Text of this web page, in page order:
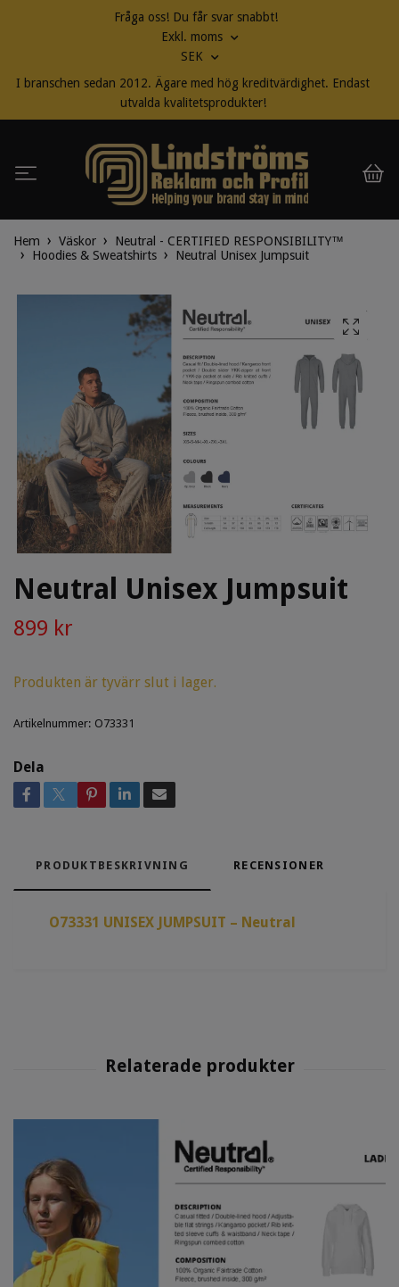
Fråga oss! Du får svar snabbt!
Exkl. moms
SEK
I branschen sedan 2012. Ägare med hög kreditvärdighet. Endast
utvalda kvalitetsprodukter!
Hem Väskor
Neutral - CERTIFIED RESPONSIBILITY™
Hoodies & Sweatshirts
Neutral Unisex Jumpsuit
Neutral Unisex Jumpsuit
899 kr
Produkten är tyvärr slut i lager.
Artikelnummer: O73331
Dela
PRODUKTBESKRIVNING RECENSIONER
O73331 UNISEX JUMPSUIT – Neutral